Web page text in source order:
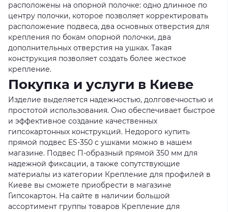
расположены на опорной полочке: одно длинное по
центру полочки, которое позволяет корректировать
расположение подвеса, два основных отверстия для
крепления по бокам опорной полочки, два
дополнительных отверстия на ушках. Такая
конструкция позволяет создать более жесткое
крепление.
Покупка и услуги в Киеве
Изделие выделяется надежностью, долговечностью и
простотой использования. Оно обеспечивает быстрое
и эффективное создание качественных
гипсокартонных конструкций. Недорого купить
прямой подвес ES-350 с ушками можно в нашем
магазине. Подвес П-образный прямой 350 мм для
надежной фиксации, а также сопутствующие
материалы из категории Крепление для профилей в
Киеве вы сможете приобрести в магазине
Гипсокартон. На сайте в наличии большой
ассортимент группы товаров Крепление для